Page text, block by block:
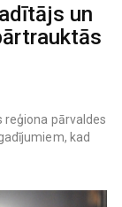
un
reģiona pārvaldes
kad